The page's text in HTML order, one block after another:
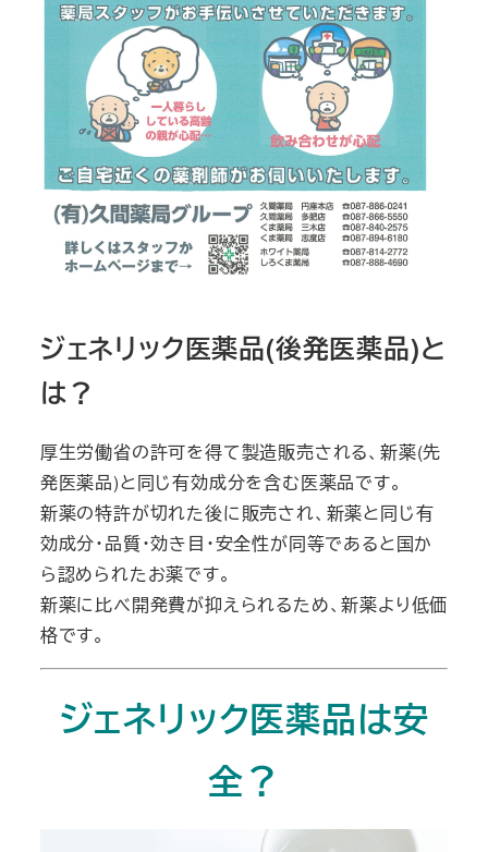
ジェネリック医薬品(後発医薬品)と
は？
厚生労働省の許可を得て製造販売される、新薬(先
発医薬品)と同じ有効成分を含む医薬品です。
新薬の特許が切れた後に販売され、新薬と同じ有
効成分・品質・効き目・安全性が同等であると国か
ら認められたお薬です。
新薬に比べ開発費が抑えられるため、新薬より低価
格です。
ジェネリック医薬品は安
全？